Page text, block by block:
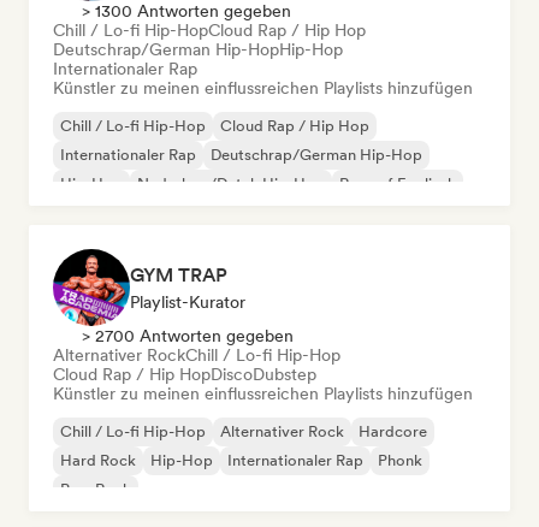
> 1300 Antworten gegeben
Chill / Lo-fi Hip-HopCloud Rap / Hip Hop
Deutschrap/German Hip-HopHip-Hop
Internationaler Rap
Künstler zu meinen einflussreichen Playlists hinzufügen
Chill / Lo-fi Hip-Hop
Cloud Rap / Hip Hop
Internationaler Rap
Deutschrap/German Hip-Hop
Hip-Hop
Nederhop/Dutch Hip-Hop
Rap auf Englisch
GYM TRAP
Playlist-Kurator
> 2700 Antworten gegeben
Alternativer RockChill / Lo-fi Hip-Hop
Cloud Rap / Hip HopDiscoDubstep
Künstler zu meinen einflussreichen Playlists hinzufügen
Chill / Lo-fi Hip-Hop Alternativer Rock
Hardcore
Hard Rock
Hip-Hop Internationaler Rap
Phonk
Pop-Rock